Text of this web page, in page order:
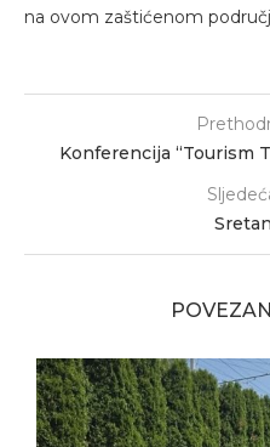
na ovom zaštićenom
Konferencija “Tourism